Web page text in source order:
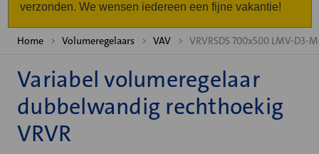
verzonden. We wensen iedereen een fijne vakantie!
Home Volumeregelaars VAV VRVRSDS 700x500 LMV-D3-
Variabel volumeregelaar
dubbelwandig rechthoekig
VRVR